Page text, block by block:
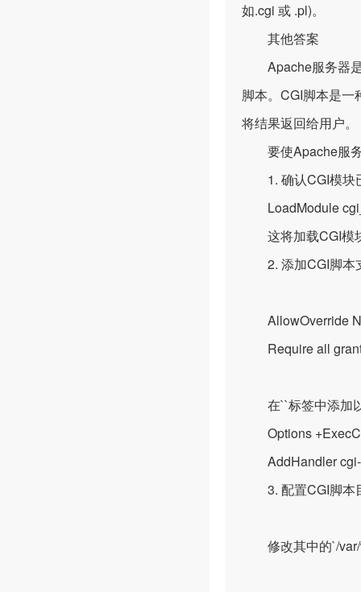
如.cgi 或 .pl)。
其他答案
Apache服务器是
脚本。CGI脚本是
将结果返回给用户。
要使Apache服务
1. 确认CGI模块已
LoadModule
这将加载CGI模
2. 添加CGI脚本
AllowOverride
Require all
在``标签中添加
Options
AddHandler cgi-
3. 配置CGI脚本
修改其中的`/var/